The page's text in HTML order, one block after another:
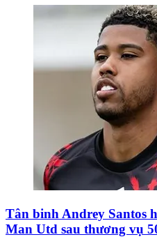
Tân binh Andrey Santos
Man Utd sau thương vụ